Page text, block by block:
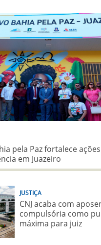
pela Paz fortalece
em Juazeiro
JUSTIÇA
CNJ acaba com
compulsória como
máxima para juiz